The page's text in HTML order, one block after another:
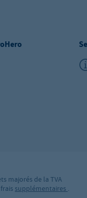
majorés de la TVA
supplémentaires .